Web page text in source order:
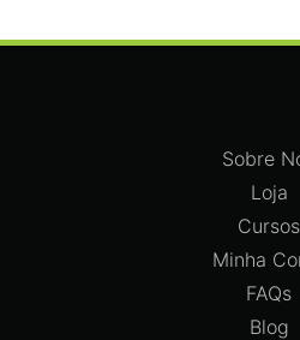
Sobre
Loja
Cursos
Minha
FAQs
Blog